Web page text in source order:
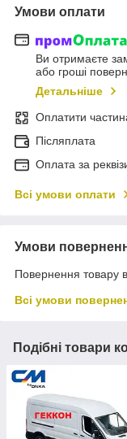
Умови оплати
Ви отримаєте
або гроші
Детальніше
Оплатити
Післяплата
Оплата за
Всі умови оплати
Умови
Повернення товару
Всі умови
Подібні товари